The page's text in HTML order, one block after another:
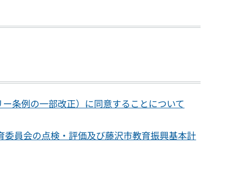
条例の一部改正）に同意することについて
員会の点検・評価及び藤沢市教育振興基本計